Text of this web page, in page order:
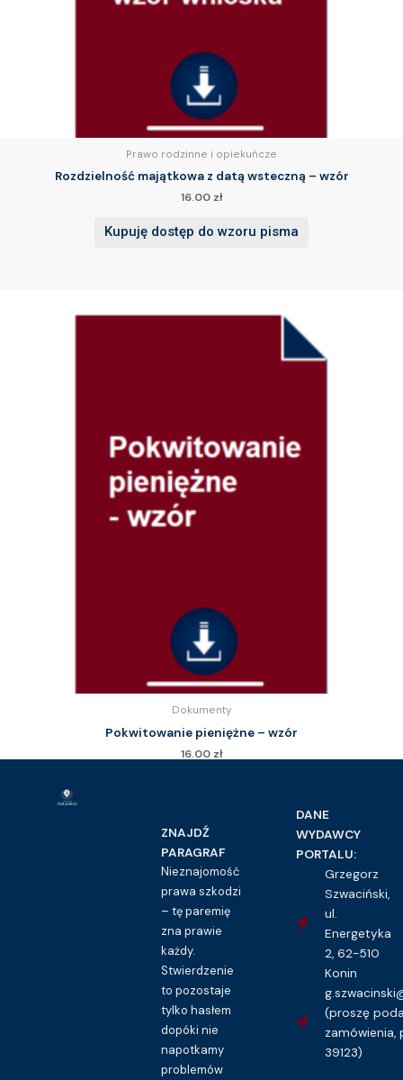
Prawo rodzinne i opiekuńcze
Rozdzielność majątkowa z datą wsteczną – wzór
16.00 zł
Kupuję dostęp do wzoru pisma
Dokumenty
Pokwitowanie pieniężne – wzór
16.00 zł
ZNAJDŹ
PARAGRAF
Nieznajomość
prawa szkodzi
– tę paremię
zna prawie
każdy.
Stwierdzenie
to pozostaje
tylko hasłem
dopóki nie
napotkamy
problemów
DANE
WYDAWCY
PORTALU:
Grzegorz
Szwaciński,
ul.
Energetyka
2, 62-510
Konin
(proszę
zamówienia,
39123)